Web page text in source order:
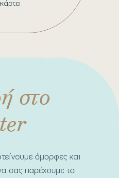
κάρτα
στο
όμορφες και
σας παρέχουμε τα